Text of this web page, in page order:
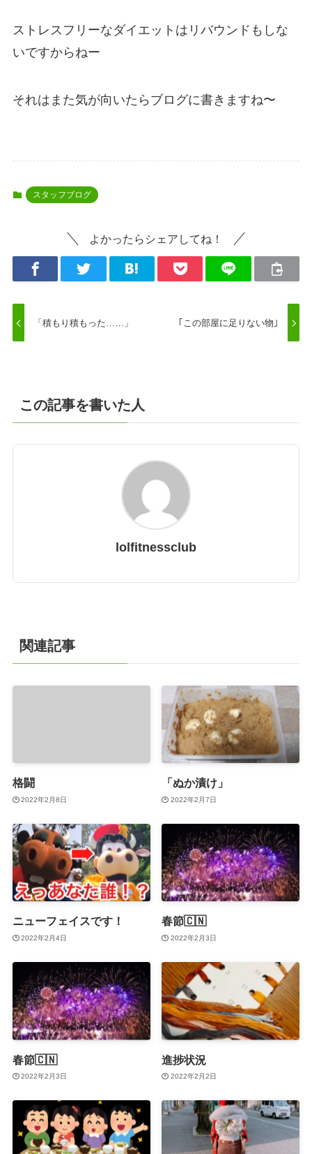
ストレスフリーなダイエットはリバウンドもしな
いですからねー
それはまた気が向いたらブログに書きますね〜
スタッフブログ
よかったらシェアしてね！
「積もり積もった……」 ｢この部屋に足りない物｣
この記事を書いた人
lolfitnessclub
関連記事
格闘
2022年2月8日
「ぬか漬け」
2022年2月7日
ニューフェイスです！
2022年2月4日
春節🇨🇳
2022年2月3日
春節🇨🇳
2022年2月3日
進捗状況
2022年2月2日